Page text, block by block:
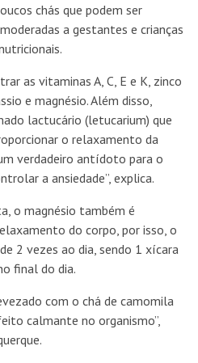
chás que podem ser
a gestantes e crianças
as vitaminas A, C, E e K, zinco
e magnésio. Além disso,
lactucário (letucarium) que
o relaxamento da
verdadeiro antídoto para o
a ansiedade”, explica.
o magnésio também é
do corpo, por isso, o
2 vezes ao dia, sendo 1 xícara
final do dia.
com o chá de camomila
calmante no organismo”,